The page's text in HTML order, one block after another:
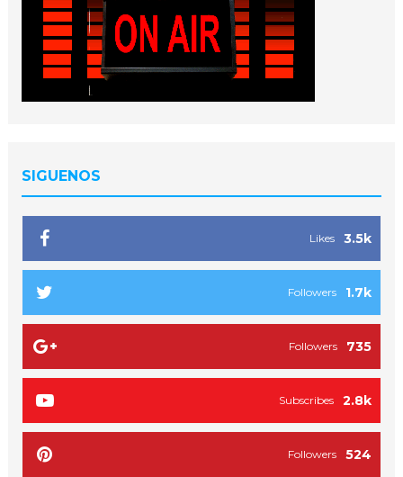
SIGUENOS
3.5k
Likes
1.7k
Followers
735
Followers
2.8k
Subscribes
524
Followers